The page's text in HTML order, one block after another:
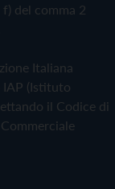
del comma 2
Italiana
IAP (Istituto
il Codice di